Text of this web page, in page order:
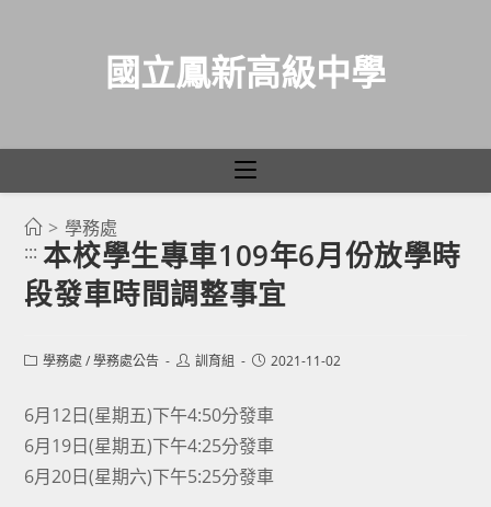
國立鳳新高級中學
> 學務處
::: 本校學生專車109年6月份放學時
段發車時間調整事宜
Post學務處 / 學務處公告
Post訓育組
Post2021-11-02
6月12日(星期五)下午4:50分發車
6月19日(星期五)下午4:25分發車
6月20日(星期六)下午5:25分發車